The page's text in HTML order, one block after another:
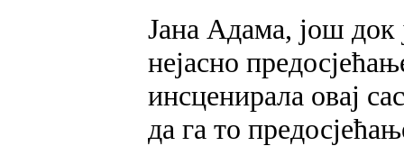
Јана Адама, још док
нејасно
инсценирала овај
да га то